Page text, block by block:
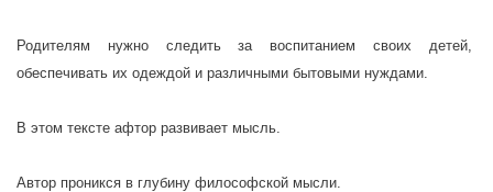
Родителям нужно следить за воспитанием своих детей,
обеспечивать их одеждой и различными бытовыми нуждами.
В этом тексте афтор развивает мысль.
Автор проникся в глубину философской мысли.